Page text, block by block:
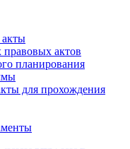
актов
планирования
для прохождения